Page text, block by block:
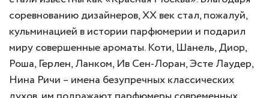
соревнованию дизайнеров, XX век стал, пожалуй,
кульминацией в истории парфюмерии и подарил
миру совершенные ароматы. Коти, Шанель, Диор,
Роша, Герлен, Ланком, Ив Сен-Лоран, Эсте Лаудер,
Нина Ричи – имена безупречных классических